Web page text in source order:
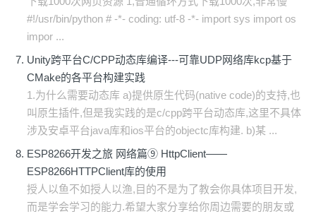
#!/usr/bin/python # -*- coding: utf-8 -*- import sys import os
impor ...
Unity跨平台C/CPP动态库编译---可靠UDP网络库kcp基于
CMake的各平台构建实践
1.为什么需要动态库 a)提供原生代码(native code)的支持,也
叫原生插件,但是我实践的是c/cpp跨平台动态库,这里不具体
涉及安卓平台java库和ios平台的objectc库构建. b)某 ...
ESP8266开发之旅 网络篇⑨ HttpClient——
ESP8266HTTPClient库的使用
授人以鱼不如授人以渔,目的不是为了教会你具体项目开发,
而是学会学习的能力.希望大家分享给你周边需要的朋友或